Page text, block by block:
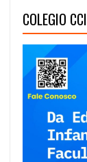
COLEGIO CCI